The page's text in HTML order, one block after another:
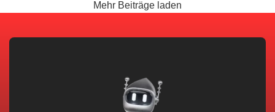
Mehr Beiträge laden